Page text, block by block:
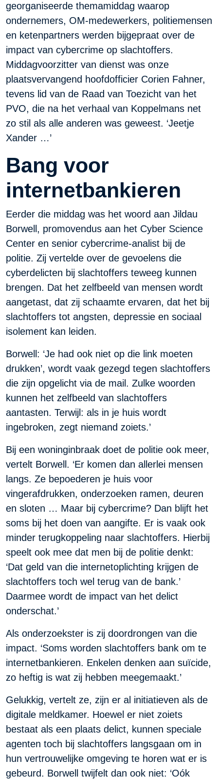
georganiseerde themamiddag waarop
ondernemers, OM-medewerkers, politiemensen
en ketenpartners werden bijgepraat over de
impact van cybercrime op slachtoffers.
Middagvoorzitter van dienst was onze
plaatsvervangend hoofdofficier Corien Fahner,
tevens lid van de Raad van Toezicht van het
PVO, die na het verhaal van Koppelmans net
zo stil als alle anderen was geweest. ‘Jeetje
Xander …’
Bang voor
internetbankieren
Eerder die middag was het woord aan Jildau
Borwell, promovendus aan het Cyber Science
Center en senior cybercrime-analist bij de
politie. Zij vertelde over de gevoelens die
cyberdelicten bij slachtoffers teweeg kunnen
brengen. Dat het zelfbeeld van mensen wordt
aangetast, dat zij schaamte ervaren, dat het bij
slachtoffers tot angsten, depressie en sociaal
isolement kan leiden.
Borwell: ‘Je had ook niet op die link moeten
drukken’, wordt vaak gezegd tegen slachtoffers
die zijn opgelicht via de mail. Zulke woorden
kunnen het zelfbeeld van slachtoffers
aantasten. Terwijl: als in je huis wordt
ingebroken, zegt niemand zoiets.’
Bij een woninginbraak doet de politie ook meer,
vertelt Borwell. ‘Er komen dan allerlei mensen
langs. Ze bepoederen je huis voor
vingerafdrukken, onderzoeken ramen, deuren
en sloten … Maar bij cybercrime? Dan blijft het
soms bij het doen van aangifte. Er is vaak ook
minder terugkoppeling naar slachtoffers. Hierbij
speelt ook mee dat men bij de politie denkt:
‘Dat geld van die internetoplichting krijgen de
slachtoffers toch wel terug van de bank.’
Daarmee wordt de impact van het delict
onderschat.’
Als onderzoekster is zij doordrongen van die
impact. ‘Soms worden slachtoffers bank om te
internetbankieren. Enkelen denken aan suïcide,
zo heftig is wat zij hebben meegemaakt.’
Gelukkig, vertelt ze, zijn er al initiatieven als de
digitale meldkamer. Hoewel er niet zoiets
bestaat als een plaats delict, kunnen speciale
agenten toch bij slachtoffers langsgaan om in
hun vertrouwelijke omgeving te horen wat er is
gebeurd. Borwell twijfelt dan ook niet: ‘Oók